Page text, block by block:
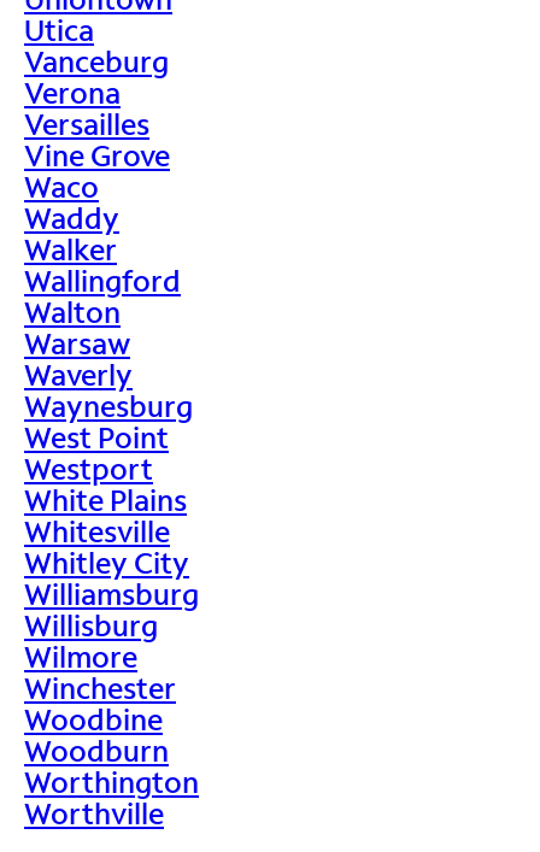
Utica
Vanceburg
Verona
Versailles
Vine Grove
Waco
Waddy
Walker
Wallingford
Walton
Warsaw
Waverly
Waynesburg
West Point
Westport
White Plains
Whitesville
Whitley City
Williamsburg
Willisburg
Wilmore
Winchester
Woodbine
Woodburn
Worthington
Worthville